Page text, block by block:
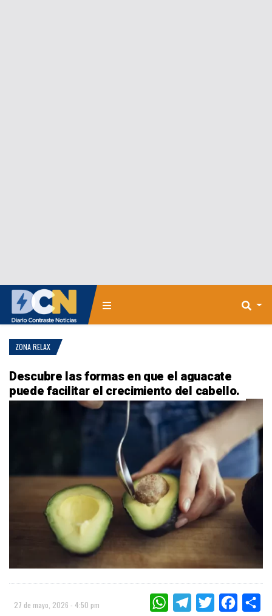
ZONA RELAX
Descubre las formas en que el aguacate
puede facilitar el crecimiento del cabello.
27 de mayo, 2026 - 4:50 pm WHATSAPPTELEGRAMTWITTER